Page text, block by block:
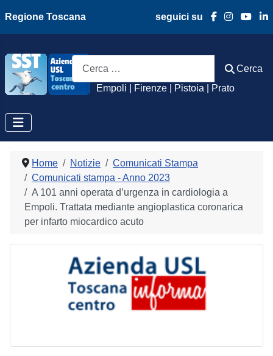
Regione Toscana seguici su
Azienda Usl
Empoli | Firenze | Pistoia | Prato
Cerca
Cerca
Home Notizie
Comunicati Stampa
Comunicati stampa - Anno 2023
A 101 anni operata d’urgenza in cardiologia a
Empoli. Trattata mediante angioplastica coronarica
per infarto miocardico acuto